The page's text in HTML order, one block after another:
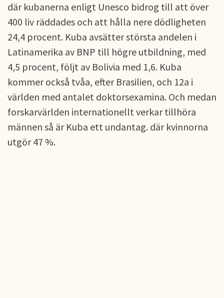
där kubanerna enligt Unesco bidrog till att över
400 liv räddades och att hålla nere dödligheten
24,4 procent. Kuba avsätter största andelen i
Latinamerika av BNP till högre utbildning, med
4,5 procent, följt av Bolivia med 1,6. Kuba
kommer också tvåa, efter Brasilien, och 12a i
världen med antalet doktorsexamina. Och medan
forskarvärlden internationellt verkar tillhöra
männen så är Kuba ett undantag. där kvinnorna
utgör 47 %.